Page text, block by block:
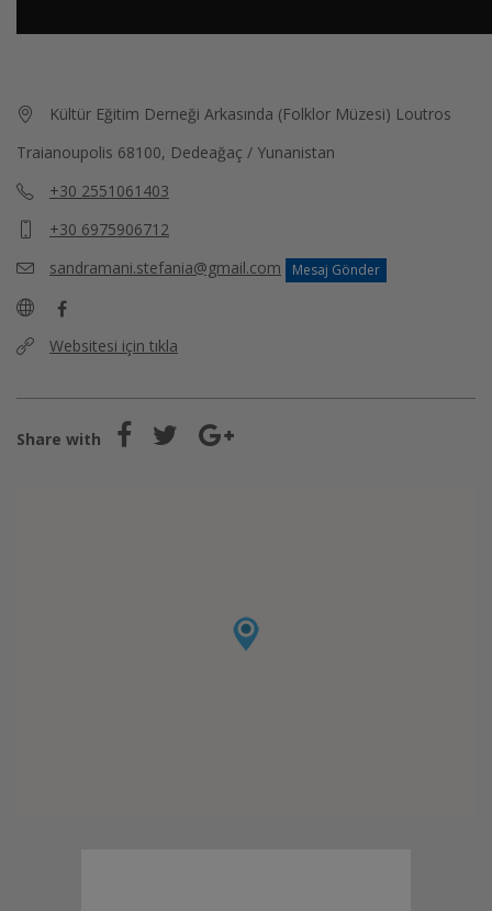
Kültür Eğitim Derneği Arkasında (Folklor Müzesi) Loutros
Traianoupolis 68100, Dedeağaç / Yunanistan
+30 2551061403
+30 6975906712
sandramani.stefania@gmail.com
Mesaj Gönder
Websitesi için tıkla
Share with